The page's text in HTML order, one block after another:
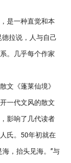
是一种直觉和本
拉说，人与自己
。几乎每个作家
《蓬莱仙境》
一代文风的散文
影响了几代读者
氏。50年初就在
，抬头见海。”与